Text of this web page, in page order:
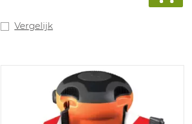
Vergelijk